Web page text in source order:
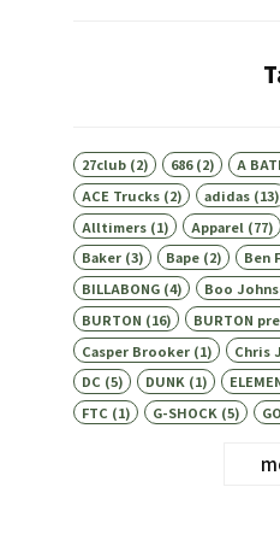
27club(2) 686(2) A
ACE Trucks(2) adidas(13)
Alltimers(1) Apparel (77)
Baker(3) Bape(2) Ben
BILLABONG(4) Boo
BURTON (16) BURTON
Casper Brooker(1) Chris
DC (5) DUNK(1)
FTC (1) G-SHOCK (5)